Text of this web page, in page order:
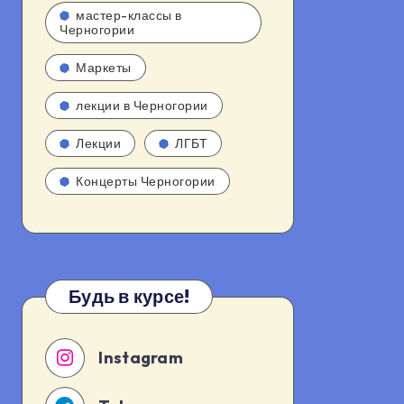
мастер-классы в
Черногории
Маркеты
лекции в Черногории
Лекции ЛГБТ
Концерты Черногории
Будь в курсе!
Instagram